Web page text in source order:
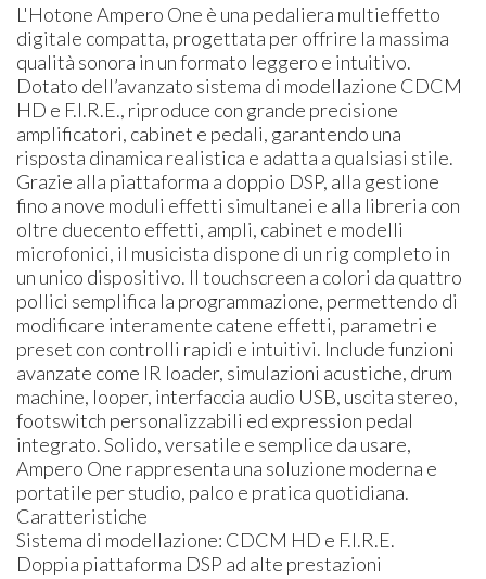
L'Hotone Ampero One è una pedaliera multieffetto
digitale compatta, progettata per offrire la massima
qualità sonora in un formato leggero e intuitivo.
Dotato dell’avanzato sistema di modellazione CDCM
HD e F.I.R.E., riproduce con grande precisione
amplificatori, cabinet e pedali, garantendo una
risposta dinamica realistica e adatta a qualsiasi stile.
Grazie alla piattaforma a doppio DSP, alla gestione
fino a nove moduli effetti simultanei e alla libreria con
oltre duecento effetti, ampli, cabinet e modelli
microfonici, il musicista dispone di un rig completo in
un unico dispositivo. Il touchscreen a colori da quattro
pollici semplifica la programmazione, permettendo di
modificare interamente catene effetti, parametri e
preset con controlli rapidi e intuitivi. Include funzioni
avanzate come IR loader, simulazioni acustiche, drum
machine, looper, interfaccia audio USB, uscita stereo,
footswitch personalizzabili ed expression pedal
integrato. Solido, versatile e semplice da usare,
Ampero One rappresenta una soluzione moderna e
portatile per studio, palco e pratica quotidiana.
Caratteristiche
Sistema di modellazione: CDCM HD e F.I.R.E.
Doppia piattaforma DSP ad alte prestazioni